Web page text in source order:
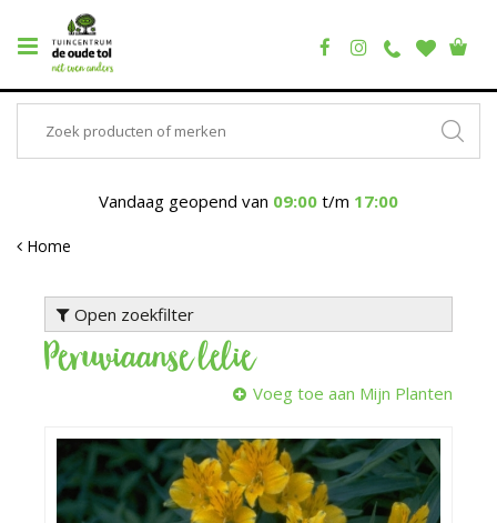
Vandaag geopend van 09:00 t/m 17:00
Home
Open zoekfilter
Peruviaanse lelie
Voeg toe aan Mijn Planten